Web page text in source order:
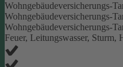
Wohngebäudeversicherungs-
Wohngebäudeversicherungs-
Wohngebäudeversicherungs-
Feuer, Leitungswasser, Sturm,